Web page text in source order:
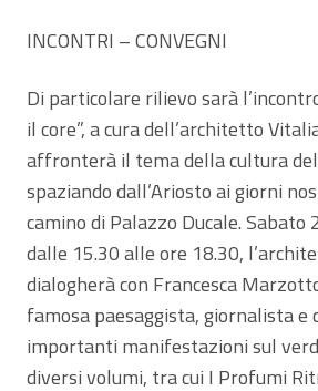
INCONTRI – CONVEGNI
Di particolare rilievo sarà
il core”, a cura dell’architetto
affronterà il tema della cultura
spaziando dall’Ariosto ai giorni
camino di Palazzo Ducale.
dalle 15.30 alle ore 18.30,
dialogherà con Francesca
famosa paesaggista, giornalista e
importanti manifestazioni sul
diversi volumi, tra cui I Profumi